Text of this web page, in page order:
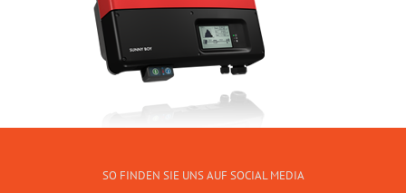
SO FINDEN SIE UNS AUF SOCIAL MEDIA